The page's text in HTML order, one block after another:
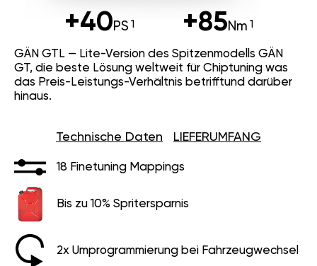
+40PS +85Nm
GÄN GTL — Lite-Version des Spitzenmodells GÄN
GT, die beste Lösung weltweit für Chiptuning was
das Preis-Leistungs-Verhältnis betrifftund darüber
hinaus.
Technische Daten LIEFERUMFANG
18 Finetuning Mappings
Bis zu 10% Spritersparnis
2x Umprogrammierung bei Fahrzeugwechsel